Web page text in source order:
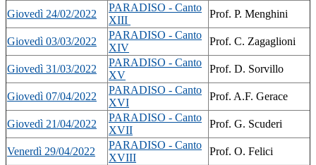
Giovedì 24/02/2022
PARADISO - Canto
XIII
Prof. P. Menghini
Giovedì 03/03/2022
PARADISO - Canto
XIV
Prof. C. Zagaglioni
Giovedì 31/03/2022
PARADISO - Canto
XV
Prof. D. Sorvillo
Giovedì 07/04/2022
PARADISO - Canto
XVI
Prof. A.F. Gerace
Giovedì 21/04/2022
PARADISO - Canto
XVII
Prof. G. Scuderi
Venerdì 29/04/2022
PARADISO - Canto
XVIII
Prof. O. Felici